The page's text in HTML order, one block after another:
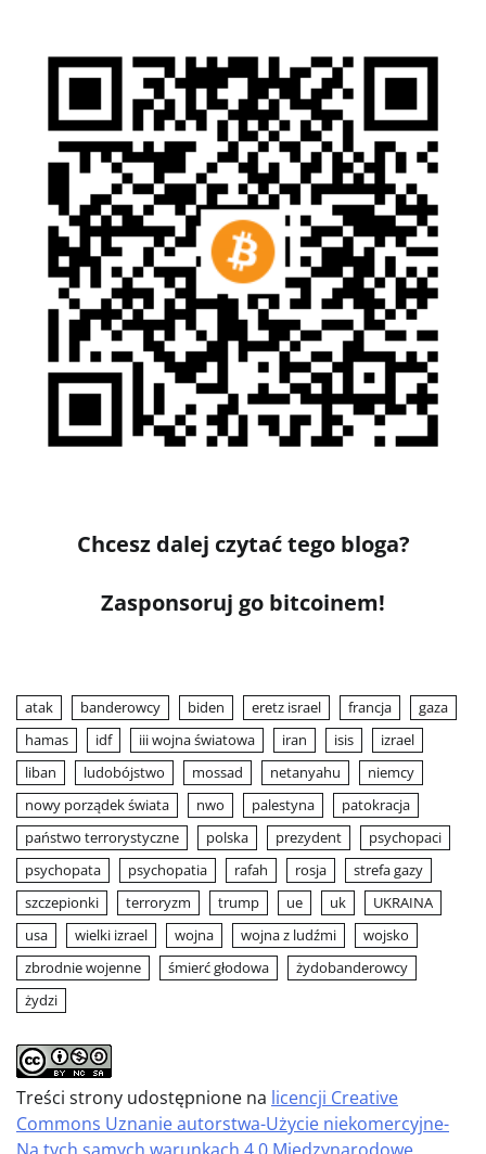
Chcesz dalej czytać tego bloga?
Zasponsoruj go bitcoinem!
atak banderowcy biden eretz israel francja
gaza
hamas
idf iii wojna światowa iran isis
izrael
liban
ludobójstwo mossad netanyahu
niemcy
nowy porządek świata
nwo palestyna
patokracja
państwo terrorystyczne
polska prezydent
psychopaci
psychopata
psychopatia rafah rosja
strefa gazy
szczepionki
terroryzm trump ue uk
UKRAINA
usa
wielki izrael wojna wojna z ludźmi
wojsko
zbrodnie wojenne
śmierć głodowa
żydobanderowcy
żydzi
Treści strony udostępnione na licencji Creative
Commons Uznanie autorstwa-Użycie niekomercyjne-